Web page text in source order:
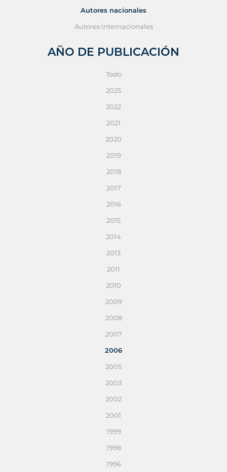
Autores nacionales
Autores internacionales
AÑO DE PUBLICACIÓN
Todo
2025
2022
2021
2020
2019
2018
2017
2016
2015
2014
2013
2011
2010
2009
2008
2007
2006
2005
2003
2002
2001
1999
1998
1996